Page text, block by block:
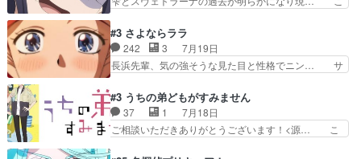
のアドバイスをしてくれるお… 可愛いキャラデザ
とが決まる。更に父から… 再び鬼夜叉を導く、素
性不明の彼の名前を知… 恵まれた身分に甘え、修
練を怠るキャラは苦…
県豊川市付近が舞台なのか～現地にも出… 前回に
引き続き、今回もおぱんつであります… キャラク
ターが可愛いのはもちろん、ストー… 皇ではなく
ひまわりを蔑ろにして皇に乗り換… 傷跡なんか、
外あまり見どころがない。1… いや～、めちゃく
ちゃおもしろいね。瑞佳は… キャラデザが映える
のは勿論だけど脚本に歩…
#3 さよならララ
242 3
7月19日
長浜先輩、気の強そうな見た目と性格でニン… サ
なったからユリ確定！＼(^o^)／ラ… プロローグ
的な１話、２話からの浮世離れし… 茉里のボクシ
ングにかける真摯さ格好良かっ… 今回はゲストが
２名！ワンピースの作画さん… あほって言う茉里
#3 うちの弟どもがすみません
37 1
7月18日
ご相談いただきありがとうございます！<源… こ